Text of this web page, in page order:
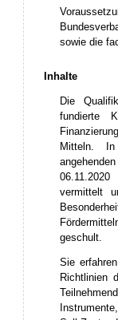
sowie die
Inhalte
Die
fundierte
Mitteln.
vermittelt
geschult.
Sie
Richtlinien